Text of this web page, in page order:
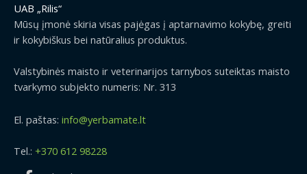
UAB „Rilis“
Mūsų įmonė skiria visas pajėgas į aptarnavimo kokybę, greiti
ir kokybiškus bei natūralius produktus.
Valstybinės maisto ir veterinarijos tarnybos suteiktas maisto
tvarkymo subjekto numeris: Nr. 313
El. paštas: info@yerbamate.lt
Tel.: +370 612 98228